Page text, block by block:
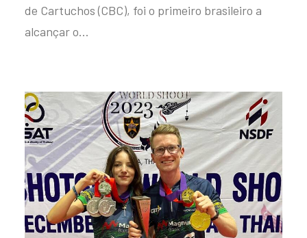
de Cartuchos (CBC), foi o primeiro brasileiro a
alcançar o…